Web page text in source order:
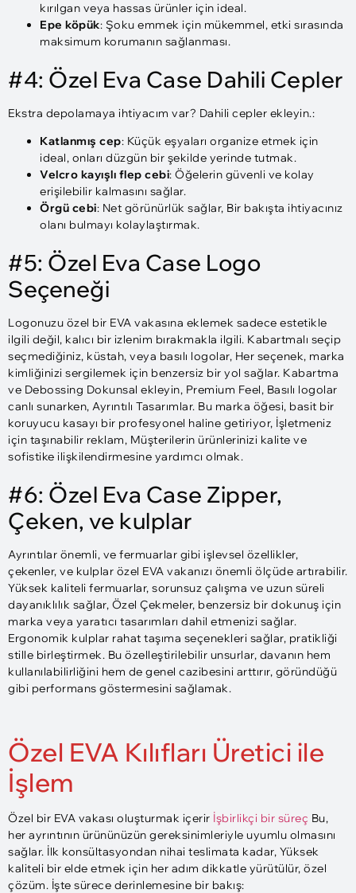
kırılgan veya hassas ürünler için ideal.
Epe köpük: Şoku emmek için mükemmel, etki sırasında
maksimum korumanın sağlanması.
#4: Özel Eva Case Dahili Cepler
Ekstra depolamaya ihtiyacım var? Dahili cepler ekleyin.:
Katlanmış cep: Küçük eşyaları organize etmek için
ideal, onları düzgün bir şekilde yerinde tutmak.
Velcro kayışlı flep cebi: Öğelerin güvenli ve kolay
erişilebilir kalmasını sağlar.
Örgü cebi: Net görünürlük sağlar, Bir bakışta ihtiyacınız
olanı bulmayı kolaylaştırmak.
#5: Özel Eva Case Logo
Seçeneği
Logonuzu özel bir EVA vakasına eklemek sadece estetikle
ilgili değil, kalıcı bir izlenim bırakmakla ilgili. Kabartmalı seçip
seçmediğiniz, küstah, veya basılı logolar, Her seçenek, marka
kimliğinizi sergilemek için benzersiz bir yol sağlar. Kabartma
ve Debossing Dokunsal ekleyin, Premium Feel, Basılı logolar
canlı sunarken, Ayrıntılı Tasarımlar. Bu marka öğesi, basit bir
koruyucu kasayı bir profesyonel haline getiriyor, İşletmeniz
için taşınabilir reklam, Müşterilerin ürünlerinizi kalite ve
sofistike ilişkilendirmesine yardımcı olmak.
#6: Özel Eva Case Zipper,
Çeken, ve kulplar
Ayrıntılar önemli, ve fermuarlar gibi işlevsel özellikler,
çekenler, ve kulplar özel EVA vakanızı önemli ölçüde artırabilir.
Yüksek kaliteli fermuarlar, sorunsuz çalışma ve uzun süreli
dayanıklılık sağlar, Özel Çekmeler, benzersiz bir dokunuş için
marka veya yaratıcı tasarımları dahil etmenizi sağlar.
Ergonomik kulplar rahat taşıma seçenekleri sağlar, pratikliği
stille birleştirmek. Bu özelleştirilebilir unsurlar, davanın hem
kullanılabilirliğini hem de genel cazibesini arttırır, göründüğü
gibi performans göstermesini sağlamak.
Özel EVA Kılıfları Üretici ile
İşlem
Özel bir EVA vakası oluşturmak içerir İşbirlikçi bir süreç Bu,
her ayrıntının ürününüzün gereksinimleriyle uyumlu olmasını
sağlar. İlk konsültasyondan nihai teslimata kadar, Yüksek
kaliteli bir elde etmek için her adım dikkatle yürütülür, özel
çözüm. İşte sürece derinlemesine bir bakış: